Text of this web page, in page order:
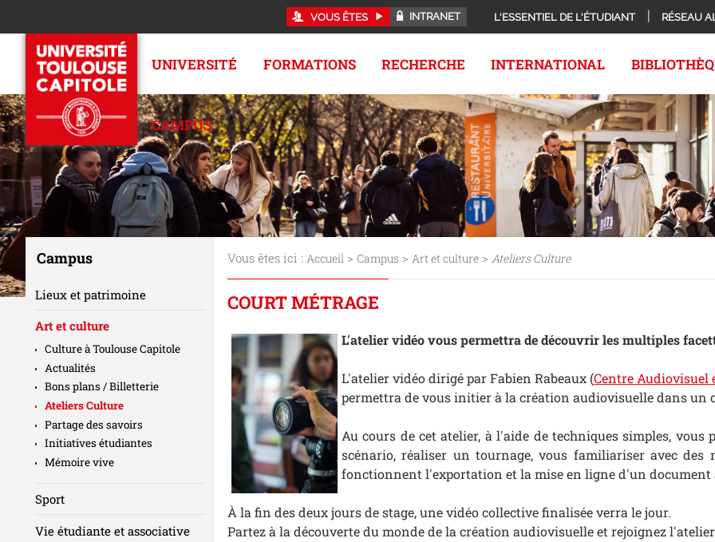
VOUS ÊTES INTRANET L'ESSENTIEL DE L'ÉTUDIANT RÉSEAU
UNIVERSITÉ FORMATIONS RECHERCHE INTERNATIONAL
CAMPUS
Vous êtes ici : Accueil> Campus > Art et culture> Ateliers Culture
COURT MÉTRAGE
L'atelier vidéo vous permettra de découvrir les multiples
L'atelier vidéo dirigé par Fabien Rabeaux (Centre
permettra de vous initier à la création audiovisuelle dans un
Au cours de cet atelier, à l'aide de techniques simples,
scénario, réaliser un tournage, vous familiariser avec
fonctionnent l'exportation et la mise en ligne d'un document
À la fin des deux jours de stage, une vidéo collective finalisée verra le jour.
Partez à la découverte du monde de la création audiovisuelle et rejoignez
Campus
Lieux et patrimoine
Art et culture
Culture à Toulouse Capitole
Actualités
Bons plans / Billetterie
Ateliers Culture
Partage des savoirs
Initiatives étudiantes
Mémoire vive
Sport
Vie étudiante et associative